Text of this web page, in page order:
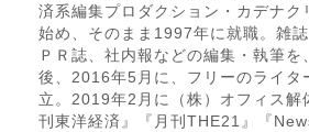
済系編集プロダクション・カデナク
始め、そのまま1997年に就職。雑誌
ＰＲ誌、社内報などの編集・執筆を
後、2016年5月に、フリーのライタ
立。2019年2月に（株）オフィス解
刊東洋経済』『月刊THE21』『